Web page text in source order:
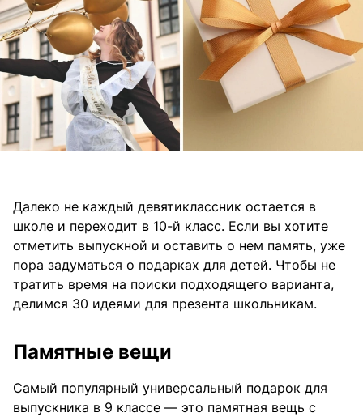
Далеко не каждый девятиклассник остается в
школе и переходит в 10-й класс. Если вы хотите
отметить выпускной и оставить о нем память, уже
пора задуматься о подарках для детей. Чтобы не
тратить время на поиски подходящего варианта,
делимся 30 идеями для презента школьникам.
Памятные вещи
Самый популярный универсальный подарок для
выпускника в 9 классе — это памятная вещь с